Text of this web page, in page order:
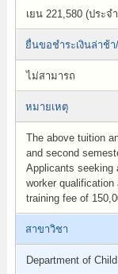
เยน 221,580 (ประจ
ยื่นขอชำระเงินล่าช้
ไม่สามารถ
หมายเหตุ
The above tuition
and second
Applicants seeking
worker qualification
training fee of
สาขาวิชา
Department of